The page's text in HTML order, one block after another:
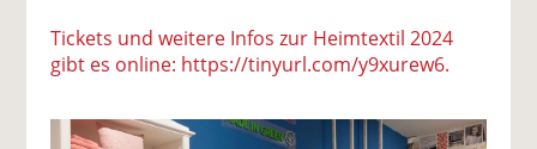
Tickets und weitere Infos zur Heimtextil 2024
gibt es online: https://tinyurl.com/y9xurew6.